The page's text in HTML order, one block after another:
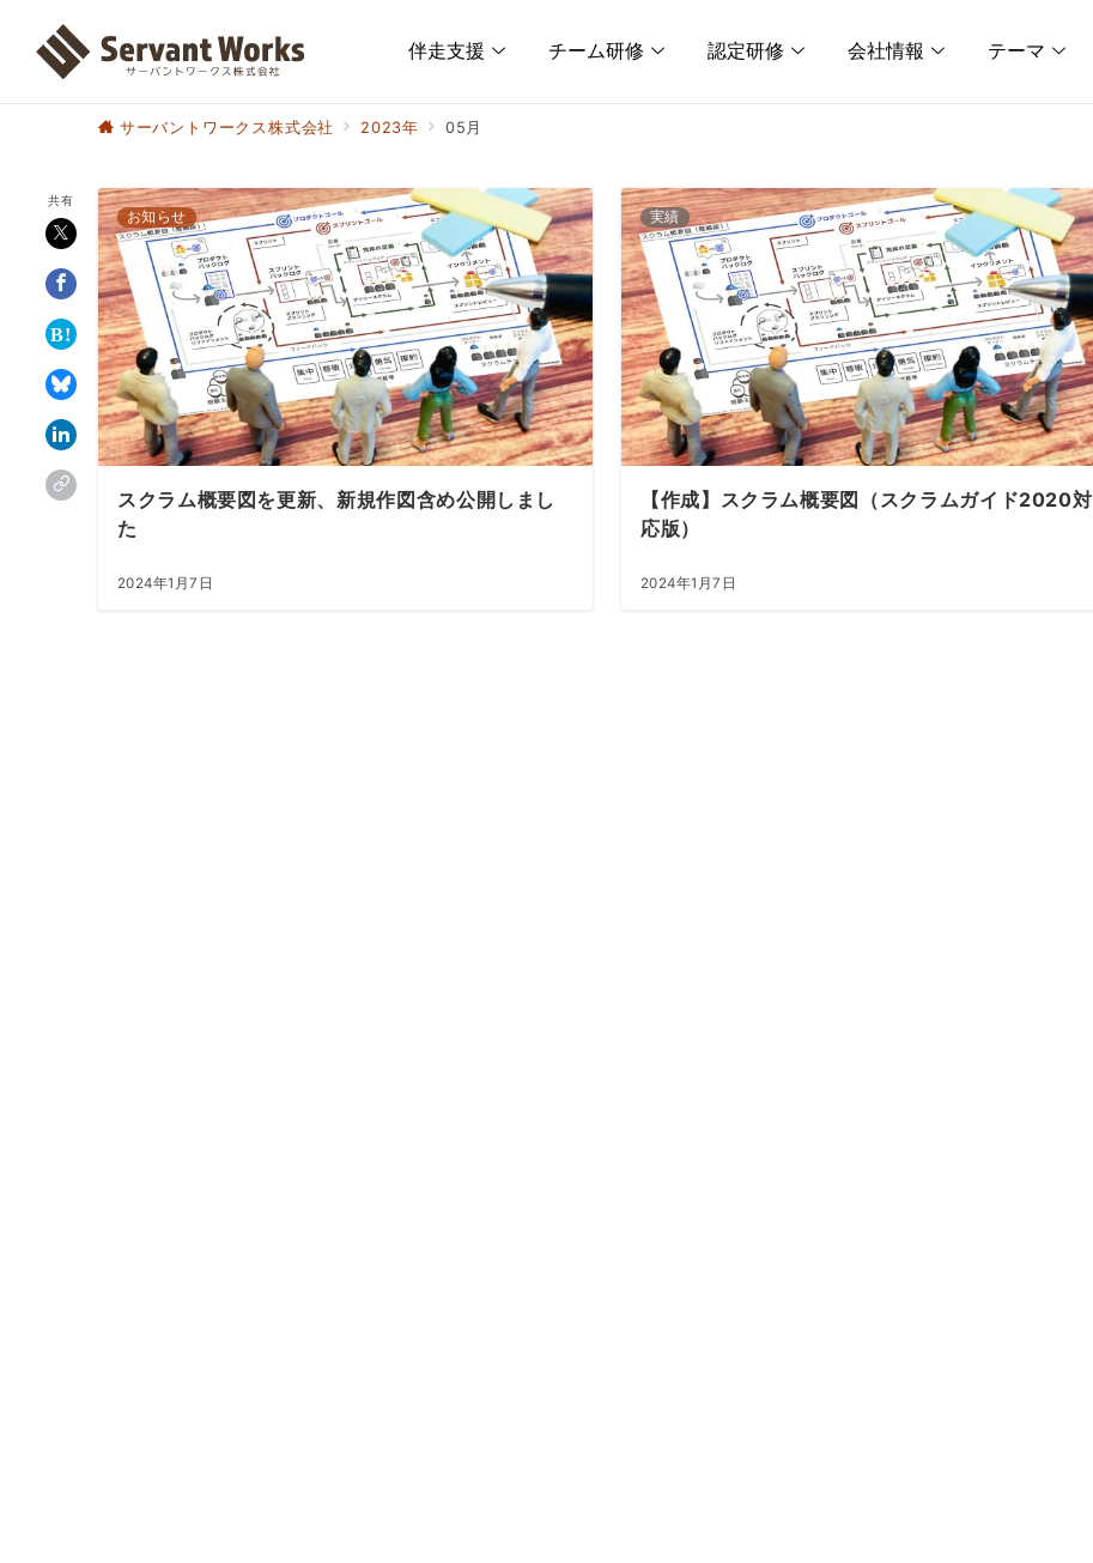
伴走支援 チーム研修 認定研修 会社情報 テーマ
サーバントワークス株式会社 2023年 05月
共有
お知らせ
スクラム概要図を更新、新規作図含め公開しまし
た
2024年1月7日
実績
【作成】スクラム概要図（スクラムガイド2020対
応版）
2024年1月7日